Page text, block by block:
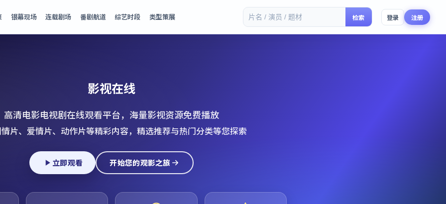
银幕现场 连载剧场 番剧航道 综艺时段 类型策展 检索 登录 注册
影视在线
高清电影电视剧在线观看平台，海量影视资源免费播放
片、爱情片、动作片等精彩内容，精选推荐与热门分类等您探索
立即观看 开始您的观影之旅